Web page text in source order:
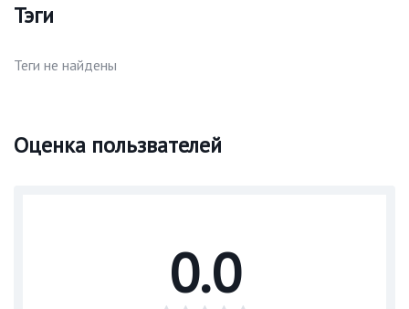
Тэги
Теги не найдены
Оценка пользвателей
0.0